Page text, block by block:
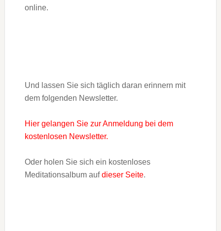
online.
Und lassen Sie sich täglich daran erinnern mit
dem folgenden Newsletter.
Hier gelangen Sie zur Anmeldung bei dem
kostenlosen Newsletter.
Oder holen Sie sich ein kostenloses
Meditationsalbum aufdieser Seite.